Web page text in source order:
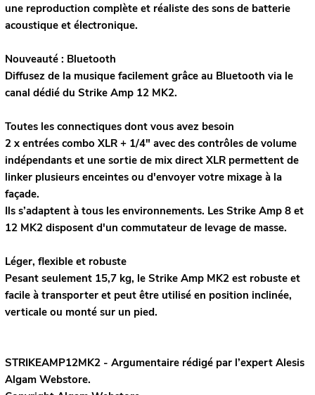
une reproduction complète et réaliste des sons de batterie
acoustique et électronique.
Nouveauté : Bluetooth
Diffusez de la musique facilement grâce au Bluetooth via le
canal dédié du Strike Amp 12 MK2.
Toutes les connectiques dont vous avez besoin
2 x entrées combo XLR + 1/4" avec des contrôles de volume
indépendants et une sortie de mix direct XLR permettent de
linker plusieurs enceintes ou d'envoyer votre mixage à la
façade.
Ils s’adaptent à tous les environnements. Les Strike Amp 8 et
12 MK2 disposent d'un commutateur de levage de masse.
Léger, flexible et robuste
Pesant seulement 15,7 kg, le Strike Amp MK2 est robuste et
facile à transporter et peut être utilisé en position inclinée,
verticale ou monté sur un pied.
STRIKEAMP12MK2 - Argumentaire rédigé par l’expert Alesis
Algam Webstore.